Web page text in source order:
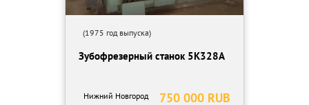
(1975 год выпуска)
Зубофрезерный станок 5К328А
750 000 RUB
Нижний Новгород